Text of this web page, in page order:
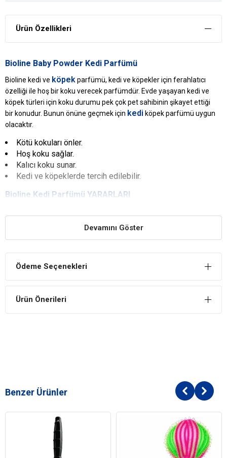
Ürün Özellikleri
Bioline Baby Powder Kedi Parfümü
Bioline kedi ve köpek parfümü, kedi ve köpekler için ferahlatıcı
özelliği ile hoş bir koku verecek parfümdür. Evde yaşayan kedi ve
köpek türleri için koku durumu pek çok pet sahibinin şikayet ettiği
bir konudur. Bunun önüne geçmek için kedi köpek parfümü uygun
olacaktır.
Kötü kokuları önler.
Hoş koku sağlar.
Kalıcı koku sunar.
Kedi ve köpeklerde tercih edilebilir.
Bioline Kedi Parfümü YARARLARI
Kedinizden ya da köpeğinizden kaynaklanan kötü kokuları önler.
Güvenli İçerik
edilebilir güvenli içeriğe sahip üründür.
Devamını Göster
Ödeme Seçenekleri
Ürün Önerileri
Benzer Ürünler